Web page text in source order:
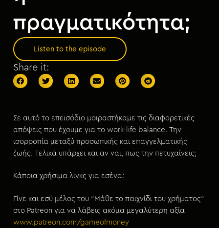
πραγματικότητα;
Listen to the episode
Share it:
Σε αυτό το επεισόδιο μοιραστήκαμε τις διαφορετικές
απόψεις που έχουμε για το work-life balance. Την
ισορροπία μεταξύ προσωπικής και επαγγελματικής
ζωής. Τελικά υπάρχει και αν ναι, πως την πετυχαίνεις;
Κάποια χρήσιμα λινκς για εσένα:
Γίνε και εσύ μέλος του “Μάθε το παιχνίδι του χρήματος”
στο Patreon για να λάβεις ακόμα μεγαλύτερη αξία
www.patreon.com/gameofmoney